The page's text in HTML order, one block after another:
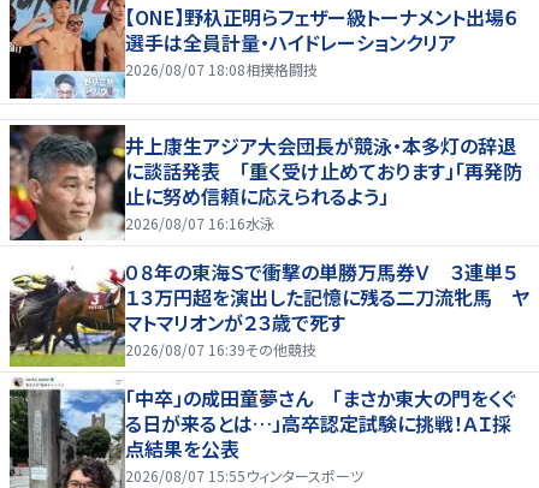
【ONE】野杁正明らフェザー級トーナメント出場６
選手は全員計量・ハイドレーションクリア
2026/08/07 18:08相撲格闘技
井上康生アジア大会団長が競泳・本多灯の辞退
に談話発表 「重く受け止めております」「再発防
止に努め信頼に応えられるよう」
2026/08/07 16:16水泳
０８年の東海Ｓで衝撃の単勝万馬券Ｖ ３連単５
１３万円超を演出した記憶に残る二刀流牝馬 ヤ
マトマリオンが２３歳で死す
2026/08/07 16:39その他競技
「中卒」の成田童夢さん 「まさか東大の門をくぐ
る日が来るとは…」高卒認定試験に挑戦！ＡＩ採
点結果を公表
2026/08/07 15:55ウィンタースポーツ